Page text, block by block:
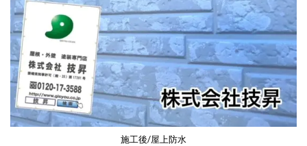
施工後/屋上防水